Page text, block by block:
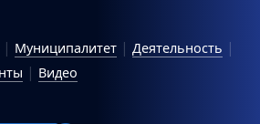
Муниципалитет
Деятельность
Видео